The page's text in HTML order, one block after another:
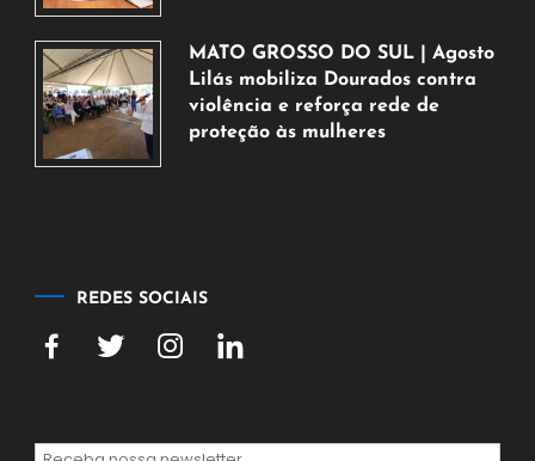
agosto
de
2026
MATO GROSSO DO SUL | Agosto
Lilás mobiliza Dourados contra
violência e reforça rede de
proteção às mulheres
REDES SOCIAIS